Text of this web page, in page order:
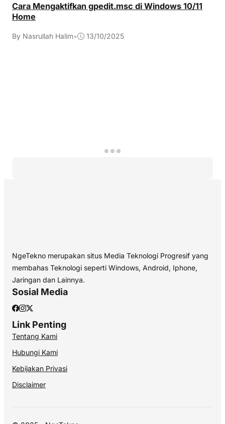
Cara Mengaktifkan gpedit.msc di Windows 10/11
Home
By Nasrullah Halim• 13/10/2025
NgeTekno merupakan situs Media Teknologi Progresif yang
membahas Teknologi seperti Windows, Android, Iphone,
Jaringan dan Lainnya.
Sosial Media
Link Penting
Tentang Kami
Hubungi Kami
Kebijakan Privasi
Disclaimer